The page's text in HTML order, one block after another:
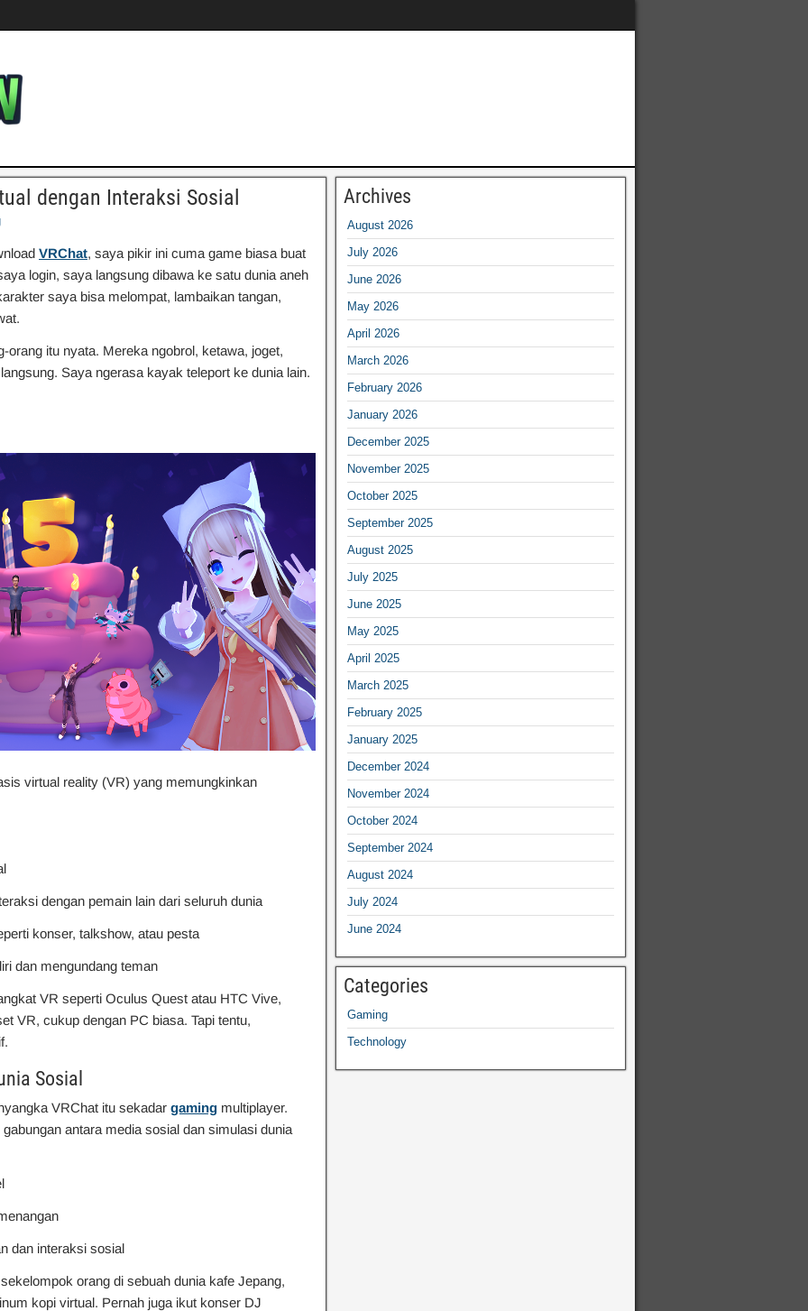
dengan Interaksi Sosial
VRChat, saya pikir ini cuma game biasa buat
login, saya langsung dibawa ke satu dunia aneh
saya bisa melompat, lambaikan tangan,
orang itu nyata. Mereka ngobrol, ketawa, joget,
Saya ngerasa kayak teleport ke dunia lain.
virtual reality (VR) yang memungkinkan
dengan pemain lain dari seluruh dunia
konser, talkshow, atau pesta
dan mengundang teman
VR seperti Oculus Quest atau HTC Vive,
VR, cukup dengan PC biasa. Tapi tentu,
Sosial
VRChat itu sekadar gaming multiplayer.
antara media sosial dan simulasi dunia
dan interaksi sosial
orang di sebuah dunia kafe Jepang,
kopi virtual. Pernah juga ikut konser DJ
Archives
August 2026
July 2026
June 2026
May 2026
April 2026
March 2026
February 2026
January 2026
December 2025
November 2025
October 2025
September 2025
August 2025
July 2025
June 2025
May 2025
April 2025
March 2025
February 2025
January 2025
December 2024
November 2024
October 2024
September 2024
August 2024
July 2024
June 2024
Categories
Gaming
Technology